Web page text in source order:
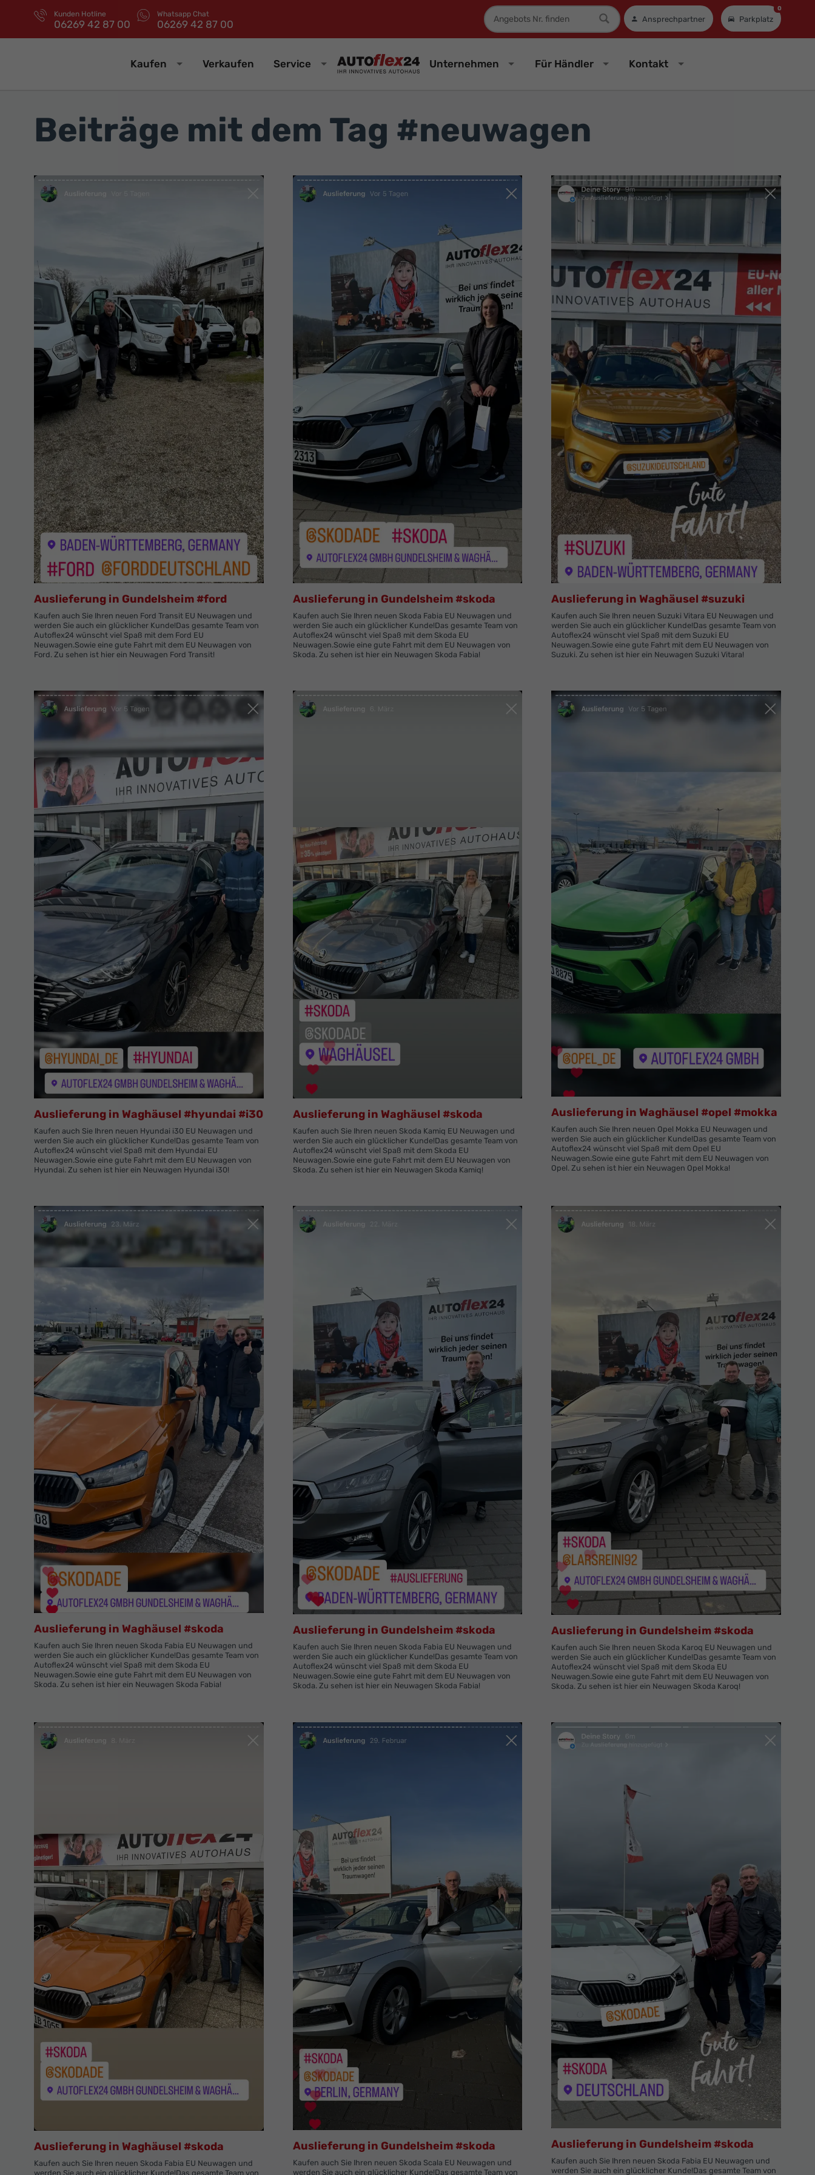
Kunden Hotline
06269 42 87 00
Whatsapp Chat
06269 42 87 00
Fahrzeugnummer
Ansprechpartner Parkplatz
0
Kaufen Verkaufen Service Unternehmen Für Händler Kontakt
Beiträge mit dem Tag #neuwagen
Auslieferung in Gundelsheim #ford
Kaufen auch Sie Ihren neuen Ford Transit EU Neuwagen und
werden Sie auch ein glücklicher Kunde!Das gesamte Team von
Autoflex24 wünscht viel Spaß mit dem Ford EU
Neuwagen.Sowie eine gute Fahrt mit dem EU Neuwagen von
Ford. Zu sehen ist hier ein Neuwagen Ford Transit!
Auslieferung in Gundelsheim #skoda
Kaufen auch Sie Ihren neuen Skoda Fabia EU Neuwagen und
werden Sie auch ein glücklicher Kunde!Das gesamte Team von
Autoflex24 wünscht viel Spaß mit dem Skoda EU
Neuwagen.Sowie eine gute Fahrt mit dem EU Neuwagen von
Skoda. Zu sehen ist hier ein Neuwagen Skoda Fabia!
Auslieferung in Waghäusel #suzuki
Kaufen auch Sie Ihren neuen Suzuki Vitara EU Neuwagen und
werden Sie auch ein glücklicher Kunde!Das gesamte Team von
Autoflex24 wünscht viel Spaß mit dem Suzuki EU
Neuwagen.Sowie eine gute Fahrt mit dem EU Neuwagen von
Suzuki. Zu sehen ist hier ein Neuwagen Suzuki Vitara!
Auslieferung in Waghäusel #hyundai #i30
Kaufen auch Sie Ihren neuen Hyundai i30 EU Neuwagen und
werden Sie auch ein glücklicher Kunde!Das gesamte Team von
Autoflex24 wünscht viel Spaß mit dem Hyundai EU
Neuwagen.Sowie eine gute Fahrt mit dem EU Neuwagen von
Hyundai. Zu sehen ist hier ein Neuwagen Hyundai i30!
Auslieferung in Waghäusel #skoda
Kaufen auch Sie Ihren neuen Skoda Kamiq EU Neuwagen und
werden Sie auch ein glücklicher Kunde!Das gesamte Team von
Autoflex24 wünscht viel Spaß mit dem Skoda EU
Neuwagen.Sowie eine gute Fahrt mit dem EU Neuwagen von
Skoda. Zu sehen ist hier ein Neuwagen Skoda Kamiq!
Auslieferung in Waghäusel #opel #mokka
Kaufen auch Sie Ihren neuen Opel Mokka EU Neuwagen und
werden Sie auch ein glücklicher Kunde!Das gesamte Team von
Autoflex24 wünscht viel Spaß mit dem Opel EU
Neuwagen.Sowie eine gute Fahrt mit dem EU Neuwagen von
Opel. Zu sehen ist hier ein Neuwagen Opel Mokka!
Auslieferung in Waghäusel #skoda
Kaufen auch Sie Ihren neuen Skoda Fabia EU Neuwagen und
werden Sie auch ein glücklicher Kunde!Das gesamte Team von
Autoflex24 wünscht viel Spaß mit dem Skoda EU
Neuwagen.Sowie eine gute Fahrt mit dem EU Neuwagen von
Skoda. Zu sehen ist hier ein Neuwagen Skoda Fabia!
Auslieferung in Gundelsheim #skoda
Kaufen auch Sie Ihren neuen Skoda Fabia EU Neuwagen und
werden Sie auch ein glücklicher Kunde!Das gesamte Team von
Autoflex24 wünscht viel Spaß mit dem Skoda EU
Neuwagen.Sowie eine gute Fahrt mit dem EU Neuwagen von
Skoda. Zu sehen ist hier ein Neuwagen Skoda Fabia!
Auslieferung in Gundelsheim #skoda
Kaufen auch Sie Ihren neuen Skoda Karoq EU Neuwagen und
werden Sie auch ein glücklicher Kunde!Das gesamte Team von
Autoflex24 wünscht viel Spaß mit dem Skoda EU
Neuwagen.Sowie eine gute Fahrt mit dem EU Neuwagen von
Skoda. Zu sehen ist hier ein Neuwagen Skoda Karoq!
Auslieferung in Waghäusel #skoda
Kaufen auch Sie Ihren neuen Skoda Fabia EU Neuwagen und
werden Sie auch ein glücklicher Kunde!Das gesamte Team von
Auslieferung in Gundelsheim #skoda
Kaufen auch Sie Ihren neuen Skoda Scala EU Neuwagen und
werden Sie auch ein glücklicher Kunde!Das gesamte Team von
Auslieferung in Gundelsheim #skoda
Kaufen auch Sie Ihren neuen Skoda Fabia EU Neuwagen und
werden Sie auch ein glücklicher Kunde!Das gesamte Team von